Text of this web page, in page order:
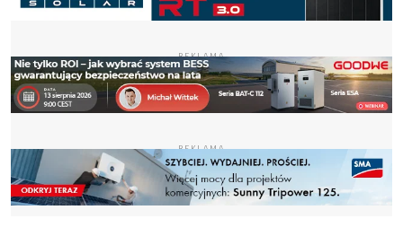
REKLAMA
REKLAMA